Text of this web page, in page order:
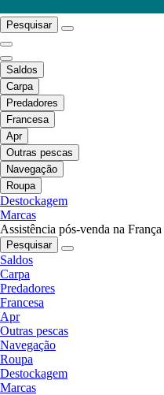
Pesquisar
Saldos
Carpa
Predadores
Francesa
Apr
Outras pescas
Navegação
Roupa
Destockagem
Marcas
Assistência pós-venda na França
Pesquisar
Saldos
Carpa
Predadores
Francesa
Apr
Outras pescas
Navegação
Roupa
Destockagem
Marcas